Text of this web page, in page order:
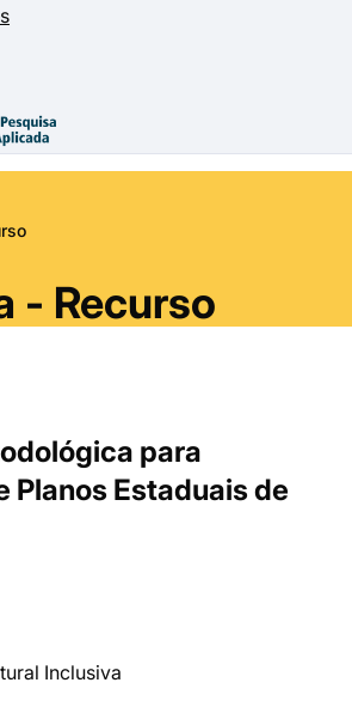
- Recurso
para
Planos Estaduais de
Inclusiva